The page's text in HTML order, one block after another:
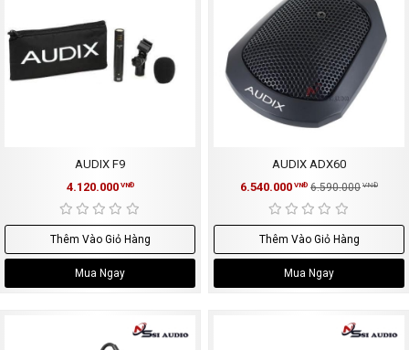
AUDIX F9
4.120.000 VNĐ
Thêm Vào Giỏ Hàng
Mua Ngay
AUDIX ADX60
6.540.000 VNĐ 6.590.000 VNĐ
Thêm Vào Giỏ Hàng
Mua Ngay